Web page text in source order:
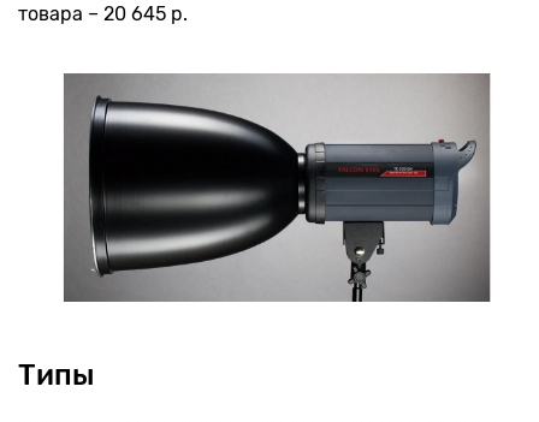
товара – 20 645 р.
Типы